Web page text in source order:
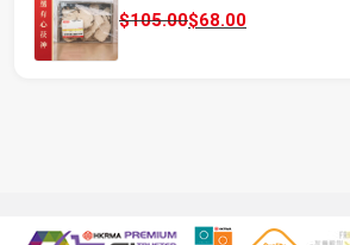
$197.00。
$128.00。
$105.00
原
$68.00
目